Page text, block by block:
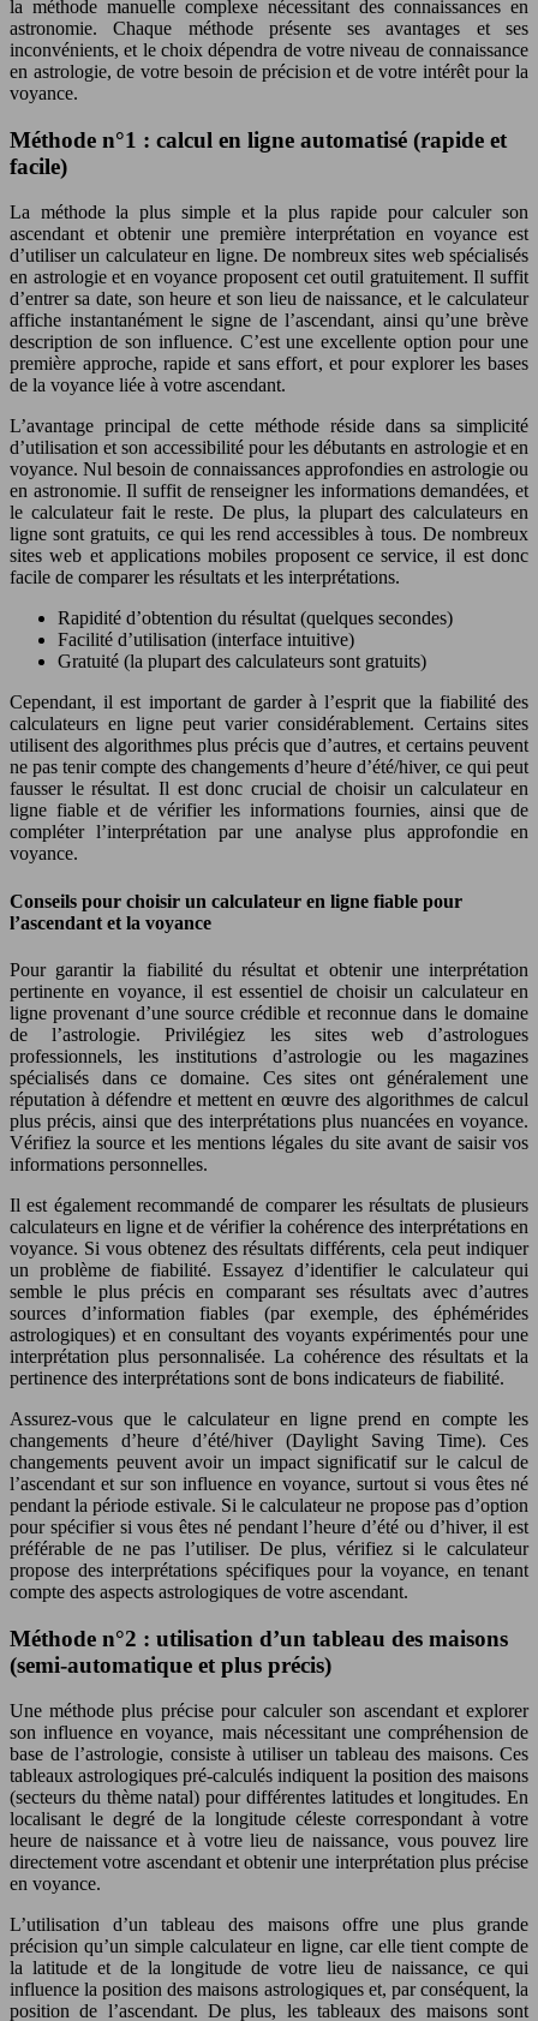
la méthode manuelle complexe nécessitant des connaissances en
astronomie. Chaque méthode présente ses avantages et ses
inconvénients, et le choix dépendra de votre niveau de connaissance
en astrologie, de votre besoin de précision et de votre intérêt pour la
voyance.
Méthode n°1 : calcul en ligne automatisé (rapide et
facile)
La méthode la plus simple et la plus rapide pour calculer son
ascendant et obtenir une première interprétation en voyance est
d’utiliser un calculateur en ligne. De nombreux sites web spécialisés
en astrologie et en voyance proposent cet outil gratuitement. Il suffit
d’entrer sa date, son heure et son lieu de naissance, et le calculateur
affiche instantanément le signe de l’ascendant, ainsi qu’une brève
description de son influence. C’est une excellente option pour une
première approche, rapide et sans effort, et pour explorer les bases
de la voyance liée à votre ascendant.
L’avantage principal de cette méthode réside dans sa simplicité
d’utilisation et son accessibilité pour les débutants en astrologie et en
voyance. Nul besoin de connaissances approfondies en astrologie ou
en astronomie. Il suffit de renseigner les informations demandées, et
le calculateur fait le reste. De plus, la plupart des calculateurs en
ligne sont gratuits, ce qui les rend accessibles à tous. De nombreux
sites web et applications mobiles proposent ce service, il est donc
facile de comparer les résultats et les interprétations.
Rapidité d’obtention du résultat (quelques secondes)
Facilité d’utilisation (interface intuitive)
Gratuité (la plupart des calculateurs sont gratuits)
Cependant, il est important de garder à l’esprit que la fiabilité des
calculateurs en ligne peut varier considérablement. Certains sites
utilisent des algorithmes plus précis que d’autres, et certains peuvent
ne pas tenir compte des changements d’heure d’été/hiver, ce qui peut
fausser le résultat. Il est donc crucial de choisir un calculateur en
ligne fiable et de vérifier les informations fournies, ainsi que de
compléter l’interprétation par une analyse plus approfondie en
voyance.
Conseils pour choisir un calculateur en ligne fiable pour
l’ascendant et la voyance
Pour garantir la fiabilité du résultat et obtenir une interprétation
pertinente en voyance, il est essentiel de choisir un calculateur en
ligne provenant d’une source crédible et reconnue dans le domaine
de l’astrologie. Privilégiez les sites web d’astrologues
professionnels, les institutions d’astrologie ou les magazines
spécialisés dans ce domaine. Ces sites ont généralement une
réputation à défendre et mettent en œuvre des algorithmes de calcul
plus précis, ainsi que des interprétations plus nuancées en voyance.
Vérifiez la source et les mentions légales du site avant de saisir vos
informations personnelles.
Il est également recommandé de comparer les résultats de plusieurs
calculateurs en ligne et de vérifier la cohérence des interprétations en
voyance. Si vous obtenez des résultats différents, cela peut indiquer
un problème de fiabilité. Essayez d’identifier le calculateur qui
semble le plus précis en comparant ses résultats avec d’autres
sources d’information fiables (par exemple, des éphémérides
astrologiques) et en consultant des voyants expérimentés pour une
interprétation plus personnalisée. La cohérence des résultats et la
pertinence des interprétations sont de bons indicateurs de fiabilité.
Assurez-vous que le calculateur en ligne prend en compte les
changements d’heure d’été/hiver (Daylight Saving Time). Ces
changements peuvent avoir un impact significatif sur le calcul de
l’ascendant et sur son influence en voyance, surtout si vous êtes né
pendant la période estivale. Si le calculateur ne propose pas d’option
pour spécifier si vous êtes né pendant l’heure d’été ou d’hiver, il est
préférable de ne pas l’utiliser. De plus, vérifiez si le calculateur
propose des interprétations spécifiques pour la voyance, en tenant
compte des aspects astrologiques de votre ascendant.
Méthode n°2 : utilisation d’un tableau des maisons
(semi-automatique et plus précis)
Une méthode plus précise pour calculer son ascendant et explorer
son influence en voyance, mais nécessitant une compréhension de
base de l’astrologie, consiste à utiliser un tableau des maisons. Ces
tableaux astrologiques pré-calculés indiquent la position des maisons
(secteurs du thème natal) pour différentes latitudes et longitudes. En
localisant le degré de la longitude céleste correspondant à votre
heure de naissance et à votre lieu de naissance, vous pouvez lire
directement votre ascendant et obtenir une interprétation plus précise
en voyance.
L’utilisation d’un tableau des maisons offre une plus grande
précision qu’un simple calculateur en ligne, car elle tient compte de
la latitude et de la longitude de votre lieu de naissance, ce qui
influence la position des maisons astrologiques et, par conséquent, la
position de l’ascendant. De plus, les tableaux des maisons sont